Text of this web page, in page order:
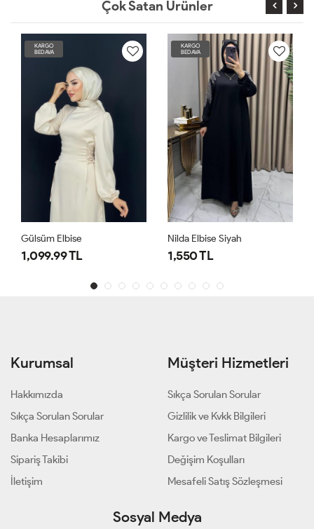
Çok Satan Ürünler
KARGO
BEDAVA
Gülsüm Elbise
1,099.99 TL
KARGO
BEDAVA
Nilda Elbise Siyah
1,550 TL
Kurumsal
Hakkımızda
Sıkça Sorulan Sorular
Banka Hesaplarımız
Sipariş Takibi
İletişim
Müşteri Hizmetleri
Sıkça Sorulan Sorular
Gizlilik ve Kvkk Bilgileri
Kargo ve Teslimat Bilgileri
Değişim Koşulları
Mesafeli Satış Sözleşmesi
Sosyal Medya